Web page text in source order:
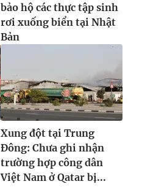
bảo hộ các thực tập sinh
rơi xuống biển tại Nhật
Bản
Xung đột tại Trung
Đông: Chưa ghi nhận
trường hợp công dân
Việt Nam ở Qatar bị...